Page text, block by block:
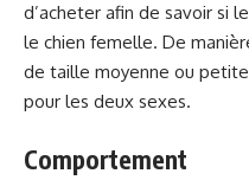
d’acheter afin de savoir si
le chien femelle. De
de taille moyenne ou
pour les deux sexes.
Comportement